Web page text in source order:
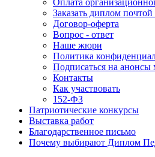
Оплата
Заказать диплом
Договор-оферта
Вопрос - ответ
Наше жюри
Политика
Подписаться на анонсы
Контакты
Как участвовать
152-ФЗ
Патриотические конкурсы
Выставка работ
Благодарственное письмо
Почему выбирают Диплом